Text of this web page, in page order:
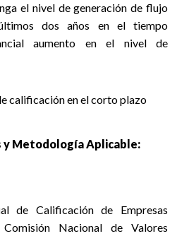
el nivel de generación de flujo
dos años en el tiempo
aumento en el nivel de
calificación en el corto plazo
y Metodología Aplicable:
de Calificación de Empresas
Nacional de Valores